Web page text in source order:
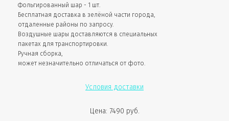
Фольгированный шар - 1 шт.
Бесплатная доставка в зелёной части города,
отдаленные районы по запросу.
Воздушные шары доставляются в специальных
пакетах для транспортировки.
Ручная сборка,
может незначительно отличаться от фото.
Условия доставки
Цена: 7490 руб.